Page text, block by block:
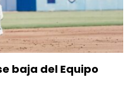
baja del Equipo